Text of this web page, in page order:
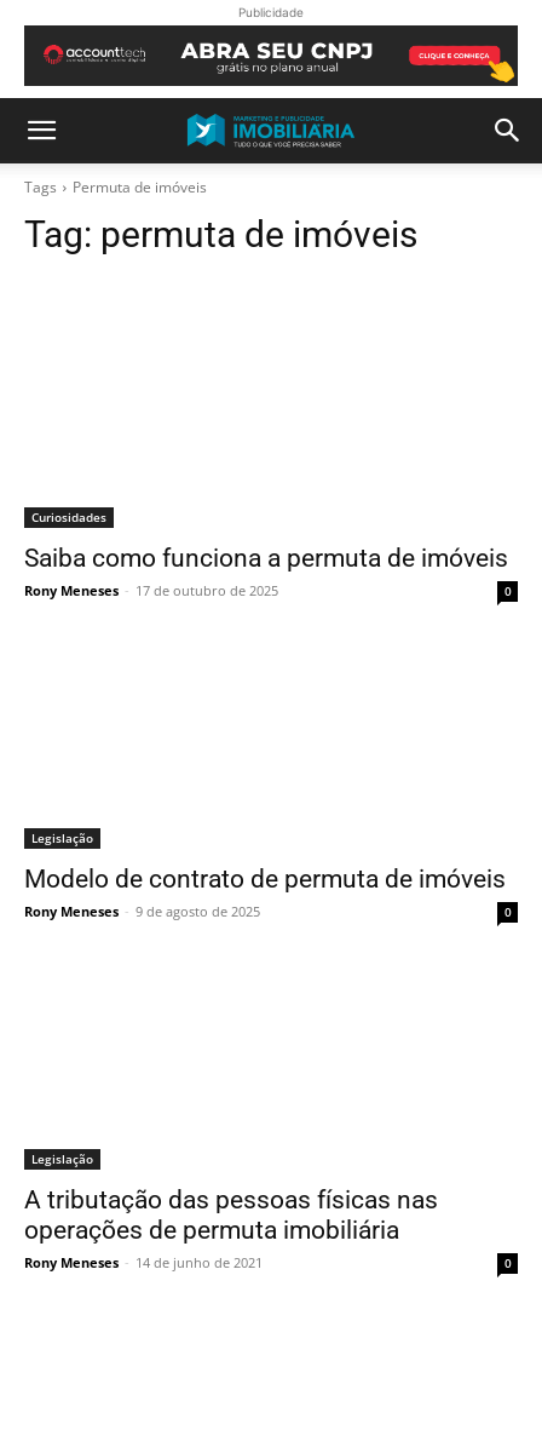
Publicidade
Tags Permuta de imóveis
Tag: permuta de imóveis
Curiosidades
Saiba como funciona a permuta de imóveis
Rony Meneses - 17 de outubro de 2025 0
Legislação
Modelo de contrato de permuta de imóveis
Rony Meneses - 9 de agosto de 2025 0
Legislação
A tributação das pessoas físicas nas
operações de permuta imobiliária
Rony Meneses - 14 de junho de 2021 0